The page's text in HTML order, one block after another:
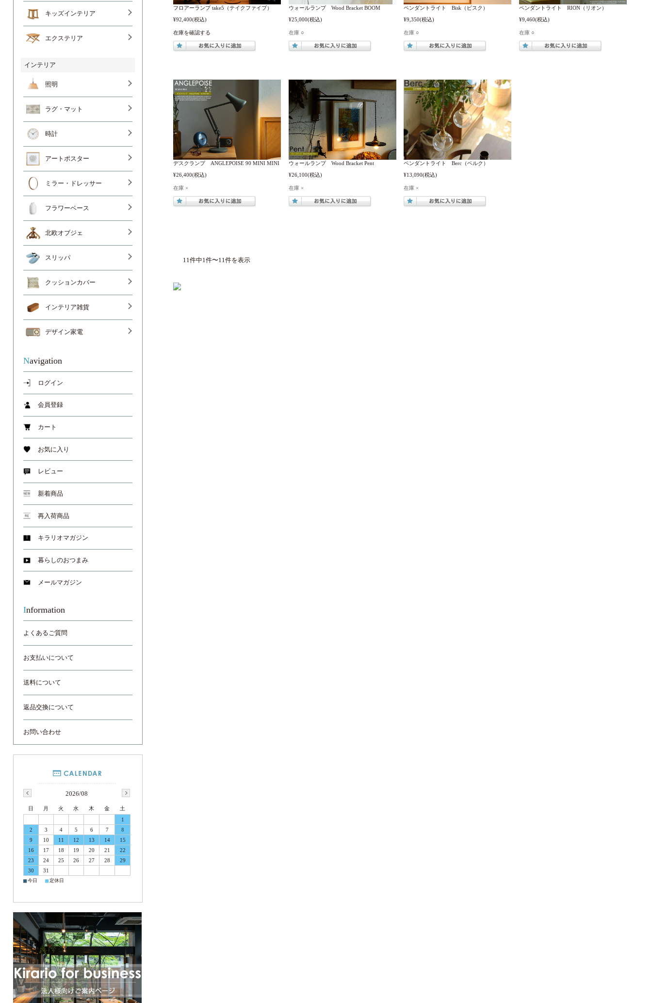
フロアーランプ take5（テイクファイブ）
¥92,400(税込)
在庫を確認する
ウォールランプ Wood Bracket BOOM
¥25,000(税込)
在庫 ○
ペンダントライト Bisk（ビスク）
¥9,350(税込)
在庫 ○
ペンダントライト RION（リオン）
¥9,460(税込)
在庫 ○
デスクランプ ANGLEPOISE 90 MINI MINI
¥26,400(税込)
在庫 ×
ウォールランプ Wood Bracket Pent
¥26,100(税込)
在庫 ×
ペンダントライト Berc（ベルク）
¥13,090(税込)
在庫 ×
11件中1件〜11件を表示
キッズインテリア
エクステリア
インテリア
照明
ラグ・マット
時計
アートポスター
ミラー・ドレッサー
フラワーベース
北欧オブジェ
スリッパ
クッションカバー
インテリア雑貨
デザイン家電
Navigation
ログイン
会員登録
カート
お気に入り
レビュー
新着商品
再入荷商品
キラリオマガジン
暮らしのおつまみ
メールマガジン
Information
よくあるご質問
お支払いについて
送料について
返品交換について
お問い合わせ
2026/08
日 月 火 水 木 金
土
1
2
3 4 5 6 7
8
9
10 11 12 13 14
15
16
17 18 19 20 21
22
23
24 25 26 27 28
29
30
31
■今日 ■定休日